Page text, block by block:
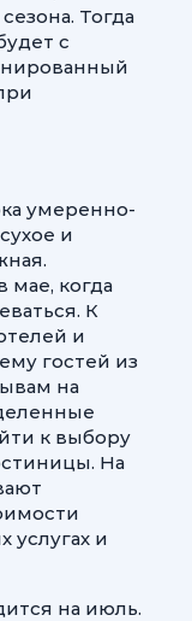
Тогда
с
умеренно-
и
мае, когда
К
и
гостей из
на
к выбору
На
услугах и
на июль.